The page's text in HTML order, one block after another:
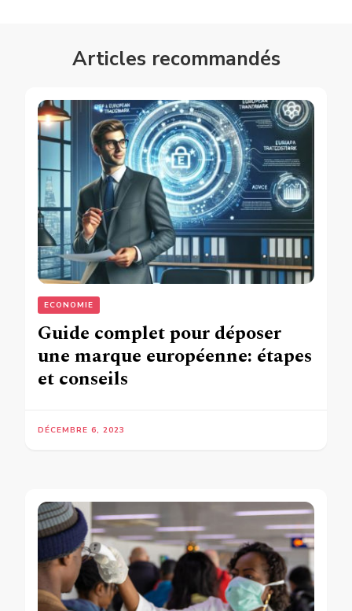
Articles recommandés
ECONOMIE
Guide complet pour déposer
une marque européenne: étapes
et conseils
DÉCEMBRE 6, 2023